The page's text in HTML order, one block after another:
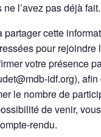
l’avez pas déjà fait.
partager cette
pour rejoindre
votre présence
idf.org),
le nombre de
de venir,
rendu.